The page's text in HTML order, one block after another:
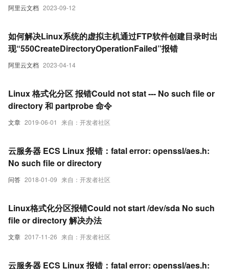
阿里云文档 2023-09-12
阿里云文档 2023-04-14
如何解决Linux系统的虚拟主机通过FTP软件创建目录时出
现“550CreateDirectoryOperationFailed”报错
文章 2019-06-01 来自：开发者社区
Linux 格式化分区 报错Could not stat --- No such file or
directory 和 partprobe 命令
问答 2018-01-09 来自：开发者社区
云服务器 ECS Linux 报错：fatal error: openssl/aes.h:
No such file or directory
文章 2017-11-26 来自：开发者社区
Linux格式化分区报错Could not start /dev/sda No such
file or directory 解决办法
云服务器 ECS Linux 报错：fatal error: openssl/aes.h: